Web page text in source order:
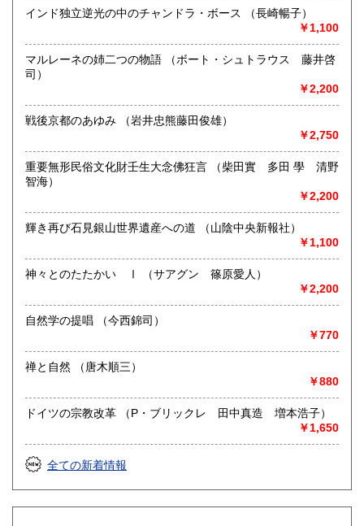
185円
京都市内および関西圏中心に出張買取いたします。また、店
頭へのお持ち込みについてはご予約不要です。遠方にお住ま
いで、宅配での買取をご希望の方はお気軽にお問合せくださ
い。
古書一般（その他）
文芸書、民俗、アート関連など古書のほか郷土玩具
インド独立逆光の中のチャンドラ・ボース （長崎暢子）
￥1,100
マルレーネの姉二つの物語 （ボート・シュトラウス 藤井啓
司）
￥2,200
戦後京都のあゆみ （岩井忠熊藤田俊雄）
￥2,750
重要無形民俗文化財壬生大念佛狂言 （柴田實 多田 學 清野
智海）
￥2,200
輝き再び石見銀山世界遺産への道 （山陰中央新報社）
￥1,100
神々とのたたかい Ⅰ （サアグン 篠原愛人）
￥2,200
自然学の提唱 （今西錦司）
￥770
禅と自然 （唐木順三）
￥880
ドイツの宗教改革 （P・ブリックレ 田中真造 増本浩子）
￥1,650
全ての新着情報